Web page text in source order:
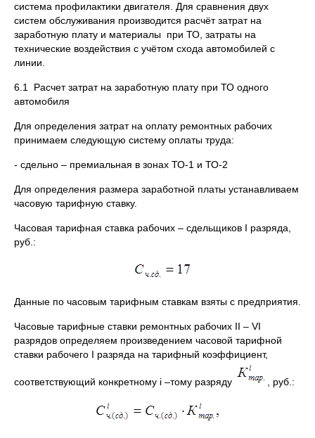
система профилактики двигателя. Для сравнения двух
систем обслуживания производится расчёт затрат на
заработную плату и материалы при ТО, затраты на
технические воздействия с учётом схода автомобилей с
линии.
6.1 Расчет затрат на заработную плату при ТО одного
автомобиля
Для определения затрат на оплату ремонтных рабочих
принимаем следующую систему оплаты труда:
- сдельно – премиальная в зонах ТО-1 и ТО-2
Для определения размера заработной платы устанавливаем
часовую тарифную ставку.
Часовая тарифная ставка рабочих – сдельщиков I разряда,
руб.:
Данные по часовым тарифным ставкам взяты с предприятия.
Часовые тарифные ставки ремонтных рабочих II – VI
разрядов определяем произведением часовой тарифной
ставки рабочего I разряда на тарифный коэффициент,
соответствующий конкретному i –тому разряду , руб.: